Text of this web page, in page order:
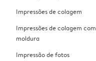
Impressões de colagem
Impressões de colagem com
moldura
Impressão de fotos